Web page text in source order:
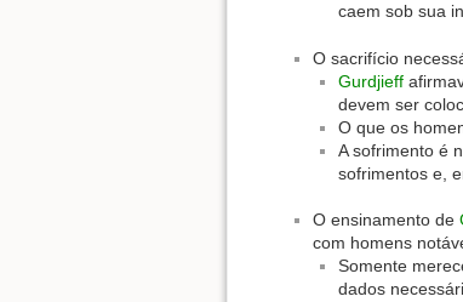
caem sob sua
O sacrifício
Gurdjieff
devem ser
O que os
A sofrimento é
sofrimentos e,
O ensinamento de
com homens
Somente
dados